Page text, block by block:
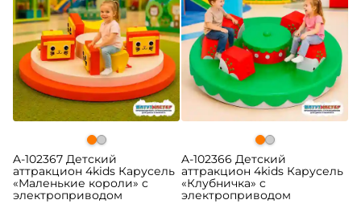
A-102367 Детский
аттракцион 4kids Карусель
«Маленькие короли» c
электроприводом
A-102366 Детский
аттракцион 4kids Карусель
«Клубничка» c
электроприводом